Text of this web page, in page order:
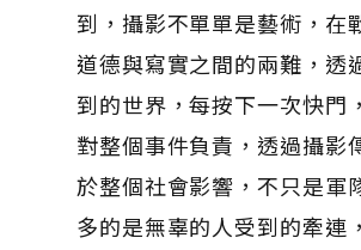
到，攝影不單單是藝術，在
道德與寫實之間的兩難，透
到的世界，每按下一次快門
對整個事件負責，透過攝影
於整個社會影響，不只是軍
多的是無辜的人受到的牽連